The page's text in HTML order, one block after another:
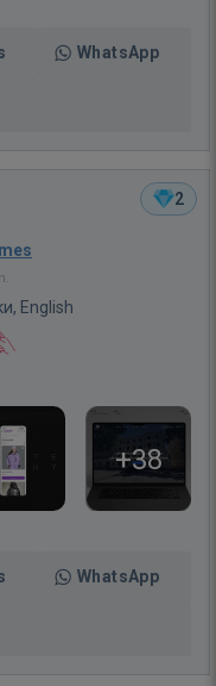
WhatsApp
2
English
+38
WhatsApp